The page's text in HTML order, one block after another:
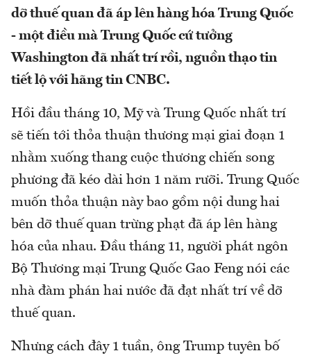
dỡ thuế quan đã áp lên hàng hóa Trung Quốc
- một điều mà Trung Quốc cứ tưởng
Washington đã nhất trí rồi, nguồn thạo tin
tiết lộ với hãng tin CNBC.
Hồi đầu tháng 10, Mỹ và Trung Quốc nhất trí
sẽ tiến tới thỏa thuận thương mại giai đoạn 1
nhằm xuống thang cuộc thương chiến song
phương đã kéo dài hơn 1 năm rưỡi. Trung Quốc
muốn thỏa thuận này bao gồm nội dung hai
bên dỡ thuế quan trừng phạt đã áp lên hàng
hóa của nhau. Đầu tháng 11, người phát ngôn
Bộ Thương mại Trung Quốc Gao Feng nói các
nhà đàm phán hai nước đã đạt nhất trí về dỡ
thuế quan.
Nhưng cách đây 1 tuần, ông Trump tuyên bố